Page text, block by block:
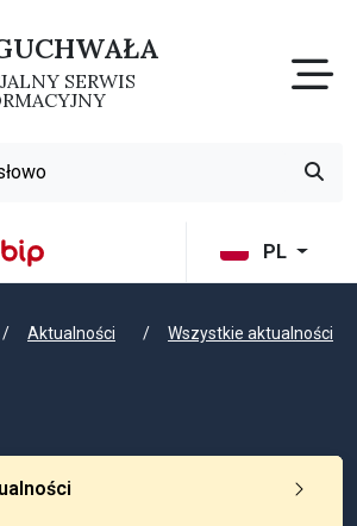
SERWIS
PL
witryny
Gminy Boguchwała
Aktualności Wszystkie aktualności